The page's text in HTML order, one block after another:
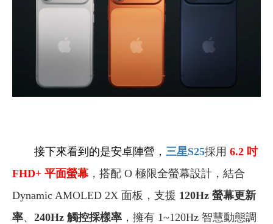
接下來看到的是安卓陣營， 三星S25採用 6.2 吋
FHD+ 平面螢幕，搭配 O 極限全螢幕設計，結合
Dynamic AMOLED 2X 面板，支援 120Hz 螢幕更新
率、 240Hz 觸控採樣率 ，擁有 1~120Hz 智慧動態調